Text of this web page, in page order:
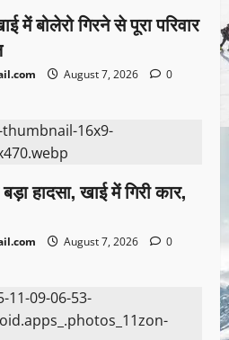
में बोलेरो गिरने से पूरा परिवार
August 7, 2026
0
हादसा, खाई में गिरी कार,
August 7, 2026
0